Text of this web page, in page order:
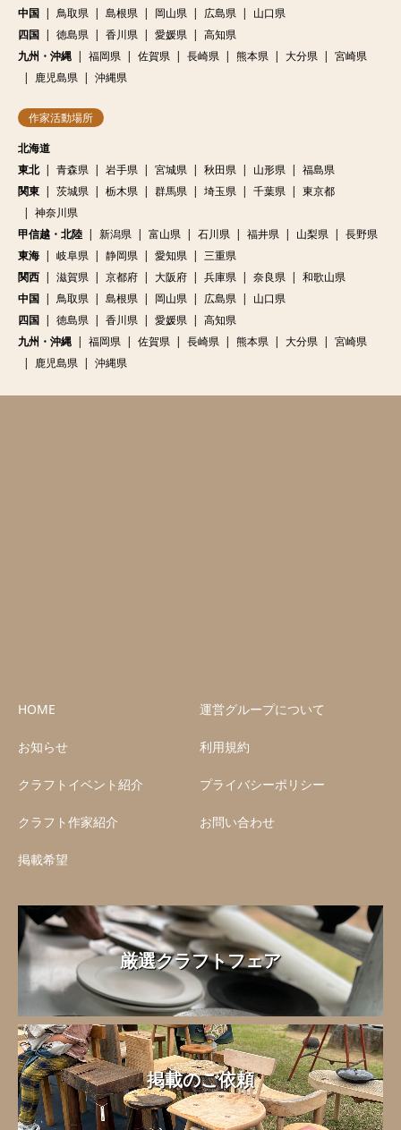
中国
鳥取県 島根県 岡山県 広島県
山口県
四国
徳島県 香川県 愛媛県
高知県
九州・沖縄
福岡県 佐賀県 長崎県 熊本県 大分県
宮崎県
鹿児島県
沖縄県
作家活動場所
北海道
東北
青森県 岩手県 宮城県 秋田県 山形県
福島県
関東
茨城県 栃木県 群馬県 埼玉県 千葉県
東京都
神奈川県
甲信越・北陸
新潟県 富山県 石川県 福井県 山梨県
長野県
東海
岐阜県 静岡県 愛知県
三重県
関西
滋賀県 京都府 大阪府 兵庫県 奈良県
和歌山県
中国
鳥取県 島根県 岡山県 広島県
山口県
四国
徳島県 香川県 愛媛県
高知県
九州・沖縄
福岡県 佐賀県 長崎県 熊本県 大分県
宮崎県
鹿児島県
沖縄県
HOME
お知らせ
クラフトイベント紹介
クラフト作家紹介
掲載希望
運営グループについて
利用規約
プライバシーポリシー
お問い合わせ
厳選クラフトフェア
掲載のご依頼